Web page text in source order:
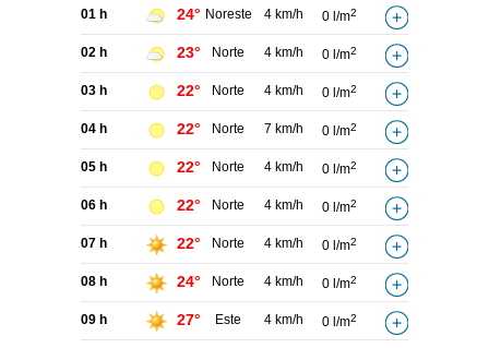
01 h 24° Noreste 4 km/h 0 l/m2
02 h 23° Norte 4 km/h 0 l/m2
03 h 22° Norte 4 km/h 0 l/m2
04 h 22° Norte 7 km/h 0 l/m2
05 h 22° Norte 4 km/h 0 l/m2
06 h 22° Norte 4 km/h 0 l/m2
07 h 22° Norte 4 km/h 0 l/m2
08 h 24° Norte 4 km/h 0 l/m2
09 h 27° Este 4 km/h 0 l/m2